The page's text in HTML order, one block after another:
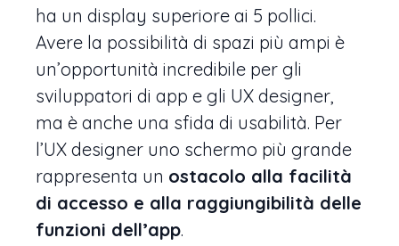
ha un display superiore ai 5 pollici.
Avere la possibilità di spazi più ampi è
un’opportunità incredibile per gli
sviluppatori di app e gli UX designer,
ma è anche una sfida di usabilità. Per
l’UX designer uno schermo più grande
rappresenta un ostacolo alla facilità
di accesso e alla raggiungibilità delle
funzioni dell’app.